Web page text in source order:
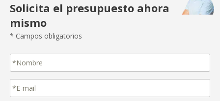
Solicita el presupuesto ahora
mismo
* Campos obligatorios